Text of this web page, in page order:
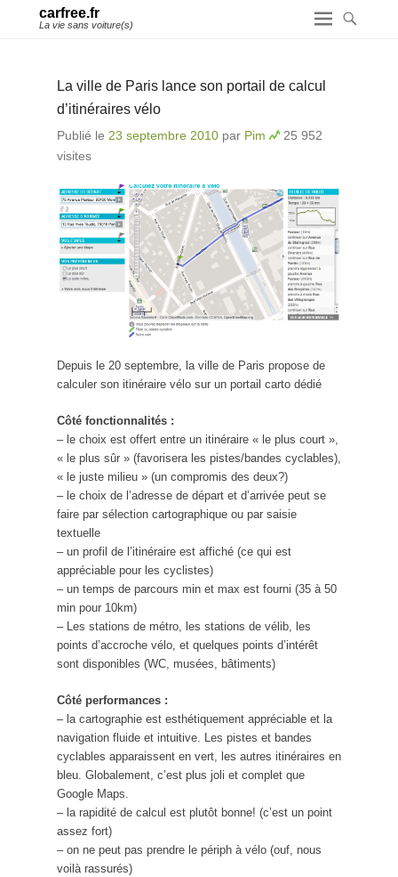
carfree.fr
La vie sans voiture(s)
La ville de Paris lance son portail de calcul
d’itinéraires vélo
Publié le 23 septembre 2010 par Pim
25 952
visites
Depuis le 20 septembre, la ville de Paris propose de
calculer son itinéraire vélo sur un portail carto dédié
Côté fonctionnalités :
– le choix est offert entre un itinéraire « le plus court »,
« le plus sûr » (favorisera les pistes/bandes cyclables),
« le juste milieu » (un compromis des deux?)
– le choix de l’adresse de départ et d’arrivée peut se
faire par sélection cartographique ou par saisie
textuelle
– un profil de l’itinéraire est affiché (ce qui est
appréciable pour les cyclistes)
– un temps de parcours min et max est fourni (35 à 50
min pour 10km)
– Les stations de métro, les stations de vélib, les
points d’accroche vélo, et quelques points d’intérêt
sont disponibles (WC, musées, bâtiments)
Côté performances :
– la cartographie est esthétiquement appréciable et la
navigation fluide et intuitive. Les pistes et bandes
cyclables apparaissent en vert, les autres itinéraires en
bleu. Globalement, c’est plus joli et complet que
Google Maps.
– la rapidité de calcul est plutôt bonne! (c’est un point
assez fort)
– on ne peut pas prendre le périph à vélo (ouf, nous
voilà rassurés)